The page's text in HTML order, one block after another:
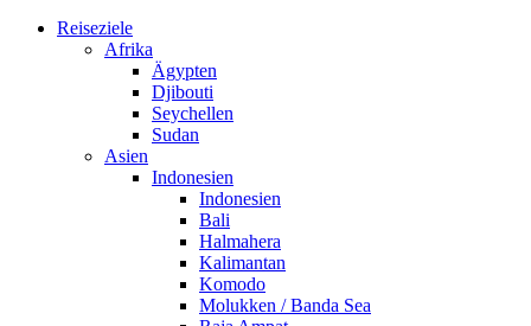
Reiseziele
Afrika
Ägypten
Djibouti
Seychellen
Sudan
Asien
Indonesien
Indonesien
Bali
Halmahera
Kalimantan
Komodo
Molukken / Banda Sea